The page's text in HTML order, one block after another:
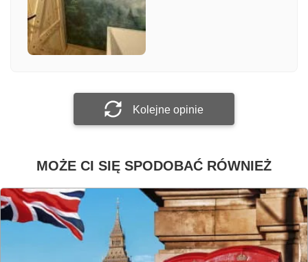
Załącz zdjęcie
Kolejne opinie
MOŻE CI SIĘ SPODOBAĆ RÓWNIEŻ